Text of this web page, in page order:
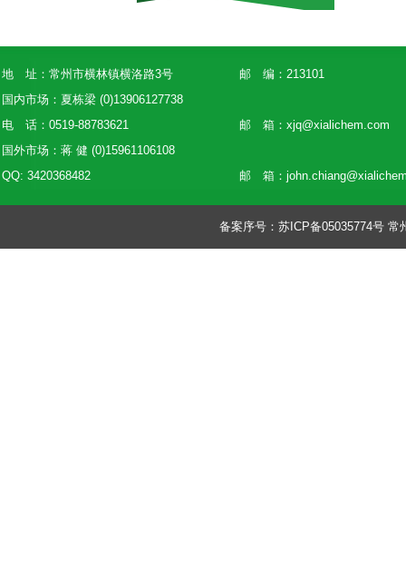
地 址：常州市横林镇横洛路3号
邮 编：213101
国内市场：夏栋梁 (0)13906127738
电 话：0519-88783621
邮 箱： xjq@xialichem.com
国外市场：蒋 健 (0)15961106108
QQ: 3420368482
邮 箱：
备案序号： 苏ICP备05035774号 常